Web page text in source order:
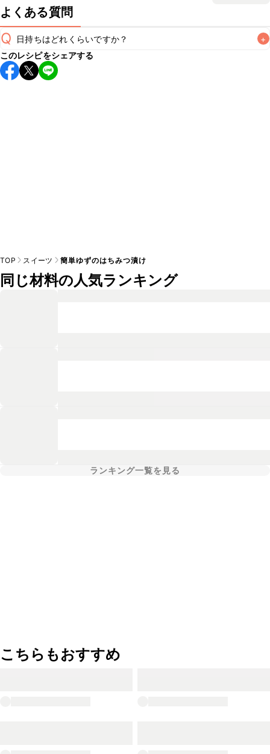
よくある質問
Q 日持ちはどれくらいですか？ +
保存期間は冷蔵で1週間が目安です。なるべくお早めにお召し
上がりください。
このレシピをシェアする
TOP スイーツ 簡単ゆずのはちみつ漬け
同じ材料の人気ランキング
ランキング一覧を見る
こちらもおすすめ